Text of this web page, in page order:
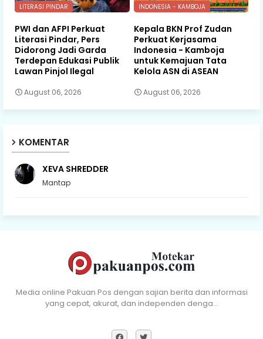
LITERASI PINDAR
PWI dan AFPI Perkuat
Literasi Pindar, Pers
Didorong Jadi Garda
Terdepan Edukasi Publik
Lawan Pinjol Ilegal
August 06, 2026
INDONESIA - KAMBOJA
Kepala BKN Prof Zudan
Perkuat Kerjasama
Indonesia - Kamboja
untuk Kemajuan Tata
Kelola ASN di ASEAN
August 06, 2026
KOMENTAR
XEVA SHREDDER
Mantap
Media online Pakuan Pos dengan sajian berita dan informasi
yang cepat, akurat, dan independen denga…